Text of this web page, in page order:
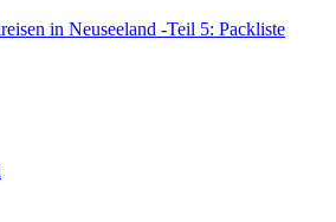
in Neuseeland -Teil 5: Packliste